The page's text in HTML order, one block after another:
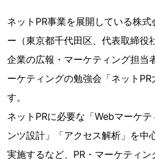
ネットPR事業を展開している株
ー（東京都千代田区、代表取締役
企業の広報・マーケティング担当
ーケティングの勉強会「ネットPR
す。
ネットPRに必要な「Webマーケ
ンツ設計」「アクセス解析」を中
実施するなど、PR・マーケティ